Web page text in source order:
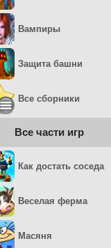
Вампиры
Защита башни
Все сборники
Все части игр
Как достать соседа
Веселая ферма
Масяня